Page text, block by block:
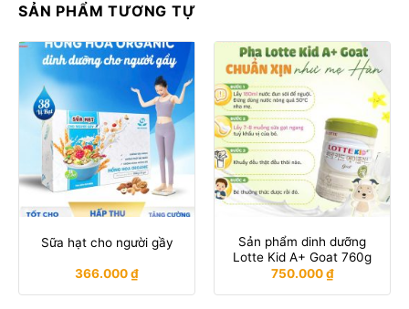
SẢN PHẨM TƯƠNG TỰ
Sữa hạt cho người gầy
366.000₫
Sản phẩm dinh dưỡng
Lotte Kid A+ Goat 760g
750.000₫